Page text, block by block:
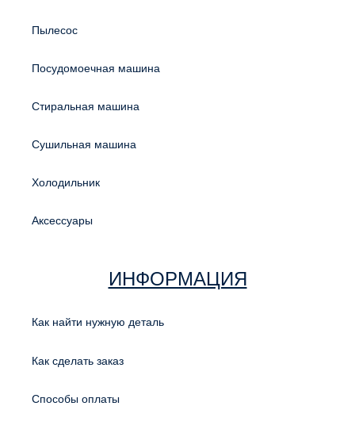
Пылесос
Посудомоечная машина
Стиральная машина
Сушильная машина
Холодильник
Аксессуары
ИНФОРМАЦИЯ
Как найти нужную деталь
Как сделать заказ
Способы оплаты